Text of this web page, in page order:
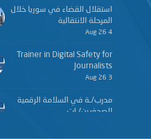
استقلال القضاء في سوريا خلال
المرحلة الانتقالية
4 Aug 26
Trainer in Digital Safety for
Journalists
3 Aug 26
مدرب/ـة في السلامة الرقمية
للصحفيين/ـات